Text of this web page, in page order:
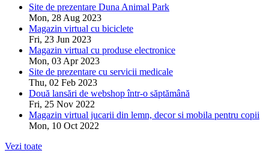
Site de prezentare Duna Animal Park
Mon, 28 Aug 2023
Magazin virtual cu biciclete
Fri, 23 Jun 2023
Magazin virtual cu produse electronice
Mon, 03 Apr 2023
Site de prezentare cu servicii medicale
Thu, 02 Feb 2023
Două lansări de webshop într-o săptămână
Fri, 25 Nov 2022
Magazin virtual jucarii din lemn, decor si mobila pentru copii
Mon, 10 Oct 2022
Vezi toate